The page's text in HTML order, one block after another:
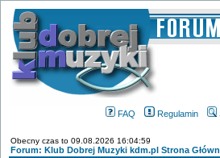
FAQ Regulamin
Obecny czas to 09.08.2026 16:04:59
Forum: Klub Dobrej Muzyki kdm.pl Strona